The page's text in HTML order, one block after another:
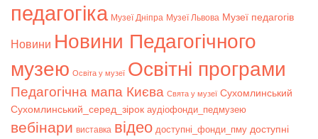
педагогіка Музеї Дніпра Музеї Львова Музеї педагогів
Новини Новини Педагогічного
музею Освіта у музеї Освітні програми
Педагогічна мапа Києва Свята у музеї Сухомлинський
Сухомлинський_серед_зірок аудіофонди_педмузею
вебінари виставка відео доступні_фонди_пму доступні